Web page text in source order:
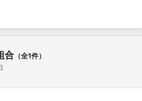
合 （全1件）